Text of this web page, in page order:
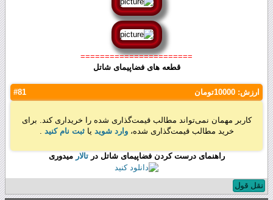
=======================
قطعه های فضاپیمای شاتل
ارزش: 10000تومان #81
کاربر مهمان نمی‌تواند مطالب قیمت‌گذاری شده را خریداری کند. برای
خرید مطالب قیمت‌گذاری شده،وارد شوید یاثبت نام کنید .
راهنمای درست کردن فضاپیمای شاتل درتالار میدوری
نقل قول